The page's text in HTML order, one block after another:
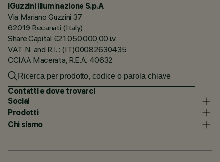
iGuzzini illuminazione S.p.A
Via Mariano Guzzini 37
62019 Recanati (Italy)
Share Capital €21.050.000,00 i.v.
VAT N. and R.I. : (IT)00082630435
CCIAA Macerata, R.E.A. 40632
Contatti e dove trovarci
Social
Prodotti
Chi siamo